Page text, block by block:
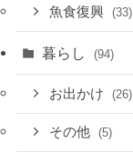
魚食復興 (33)
暮らし (94)
お出かけ (26)
その他 (5)